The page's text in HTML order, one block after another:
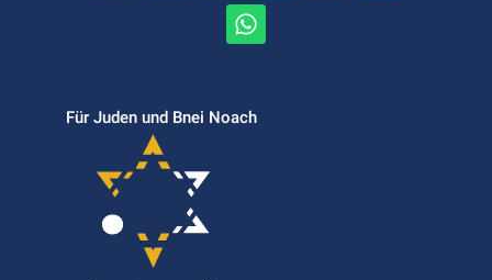
Für Juden und Bnei Noach